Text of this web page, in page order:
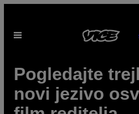
садржај
Otvori
Pogledajte
novi jezivo